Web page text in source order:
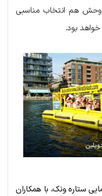
هم انتخاب مناسبی
بود.
ستاره ونک، با همکاران